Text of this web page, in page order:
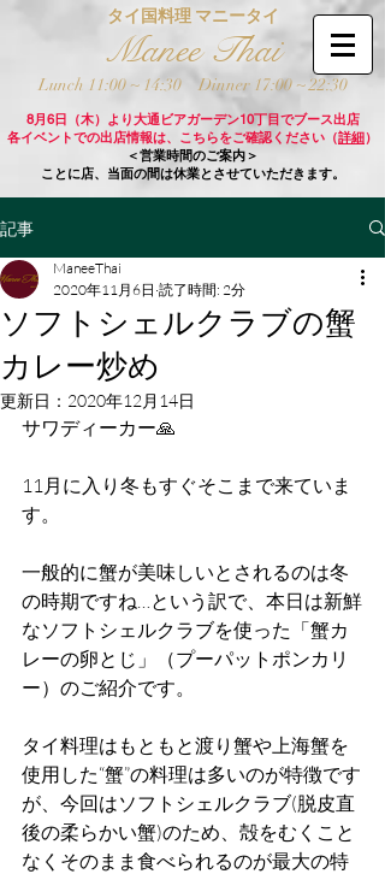
タイ国料理 マニータイ
Manee Thai
Lunch 11:00 ~ 14:30 Dinner 17:00 ~ 22:30
8月6日（木）より大通ビアガーデン10丁目でブース出店
各イベントでの出店情報は、こちらをご確認ください（詳細）
＜営業時間のご案内＞
ことに店、当面の間は休業とさせていただきます。
記事
ソフトシェルクラブの蟹
カレー炒め
ManeeThai
2020年11月6日 読了時間: 2分
更新日： 2020年12月14日
サワディーカー🙏
11月に入り冬もすぐそこまで来ていま
す。
一般的に蟹が美味しいとされるのは冬
の時期ですね…という訳で、本日は新鮮
なソフトシェルクラブを使った「蟹カ
レーの卵とじ」（プーパットポンカリ
ー）のご紹介です。
タイ料理はもともと渡り蟹や上海蟹を
使用した“蟹”の料理は多いのが特徴です
が、今回はソフトシェルクラブ(脱皮直
後の柔らかい蟹)のため、殻をむくこと
なくそのまま食べられるのが最大の特